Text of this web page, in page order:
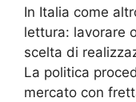
In Italia come
lettura: lavorare
scelta di
La politica
mercato con